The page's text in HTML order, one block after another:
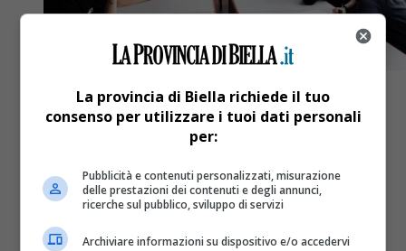
Enaip Biella: corso gratuito per
formare database manager
La provincia di Biella richiede il tuo
consenso per utilizzare i tuoi dati personali
per:
Pubblicità e contenuti personalizzati, misurazione
delle prestazioni dei contenuti e degli annunci,
ricerche sul pubblico, sviluppo di servizi
Archiviare informazioni su dispositivo e/o accedervi